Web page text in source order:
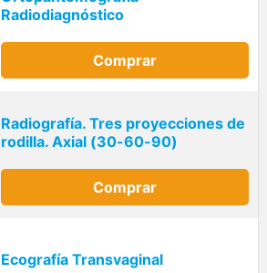
Radiodiagnóstico
Comprar
Radiografía. Tres proyecciones de
rodilla. Axial (30-60-90)
Comprar
Ecografía Transvaginal